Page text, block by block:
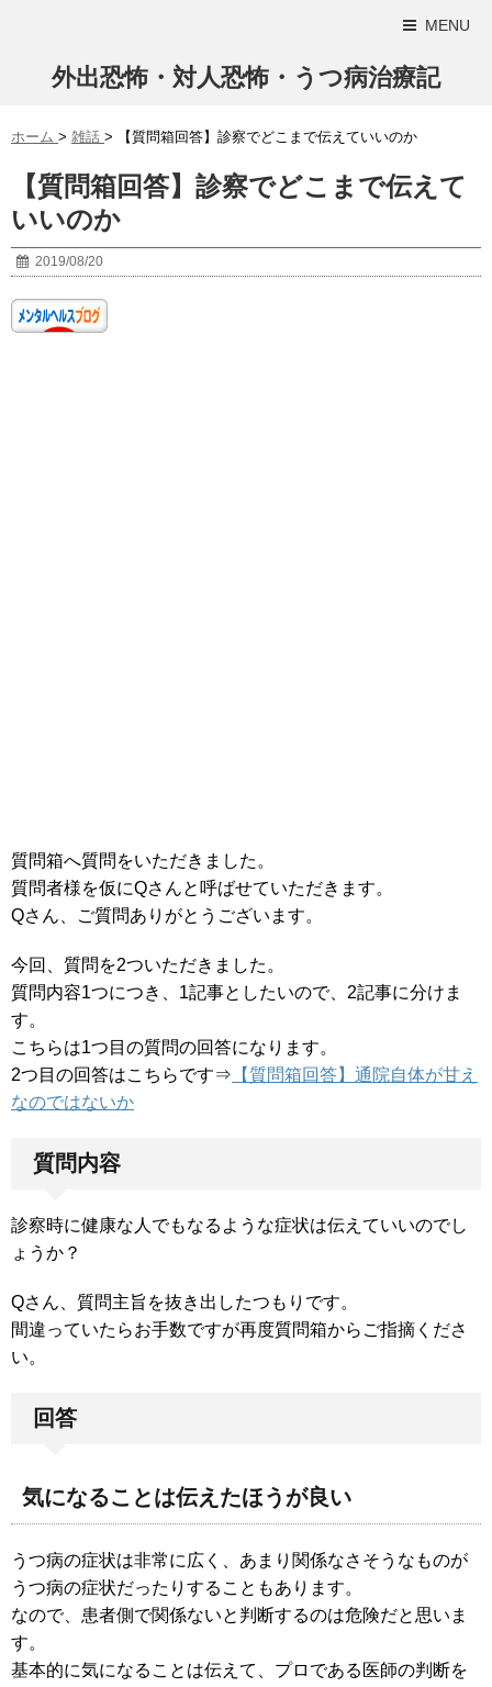
MENU
外出恐怖・対人恐怖・うつ病治療記
ホーム > 雑話 > 【質問箱回答】診察でどこまで伝えていいのか
【質問箱回答】診察でどこまで伝えて
いいのか
2019/08/20
質問箱へ質問をいただきました。
質問者様を仮にQさんと呼ばせていただきます。
Qさん、ご質問ありがとうございます。
今回、質問を2ついただきました。
質問内容1つにつき、1記事としたいので、2記事に分けま
す。
こちらは1つ目の質問の回答になります。
2つ目の回答はこちらです⇒ 【質問箱回答】通院自体が甘え
なのではないか
質問内容
診察時に健康な人でもなるような症状は伝えていいのでし
ょうか？
Qさん、質問主旨を抜き出したつもりです。
間違っていたらお手数ですが再度質問箱からご指摘くださ
い。
回答
気になることは伝えたほうが良い
うつ病の症状は非常に広く、あまり関係なさそうなものが
うつ病の症状だったりすることもあります。
なので、患者側で関係ないと判断するのは危険だと思いま
す。
基本的に気になることは伝えて、プロである医師の判断を